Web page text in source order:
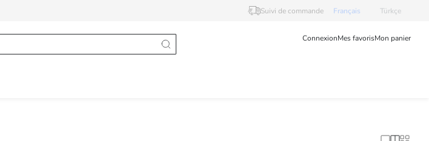
Suivi de commande Français Türkçe
ConnexionMes favorisMon panier